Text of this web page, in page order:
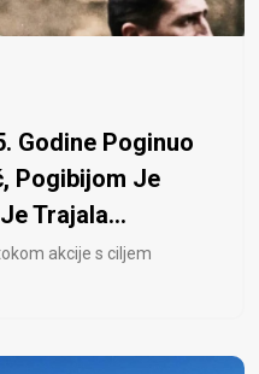
Godine Poginuo
Pogibijom Je
Trajala...
akcije s ciljem